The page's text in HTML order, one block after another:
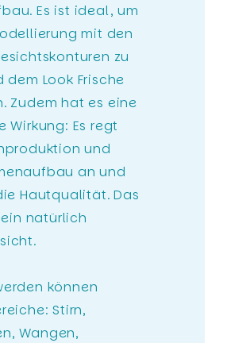
Es ist ideal, um
mit den
zu
Look Frische
Zudem hat es eine
Wirkung: Es regt
und
an und
Hautqualität. Das
natürlich
können
Stirn,
Wangen,